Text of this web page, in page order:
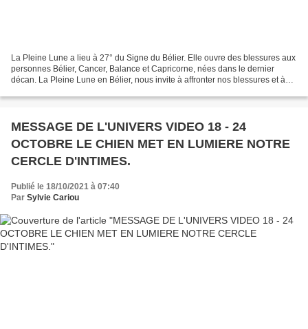
La Pleine Lune a lieu à 27° du Signe du Bélier. Elle ouvre des blessures aux
personnes Bélier, Cancer, Balance et Capricorne, nées dans le dernier
décan. La Pleine Lune en Bélier, nous invite à affronter nos blessures et à
MESSAGE DE L'UNIVERS VIDEO 18 - 24
OCTOBRE LE CHIEN MET EN LUMIERE NOTRE
CERCLE D'INTIMES.
Publié le 18/10/2021 à 07:40
Par Sylvie Cariou